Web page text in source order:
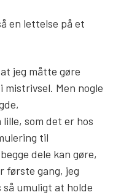
en lettelse på et
jeg måtte gøre
Men nogle
som det er hos
til
dele kan gøre,
første gang, jeg
umuligt at holde